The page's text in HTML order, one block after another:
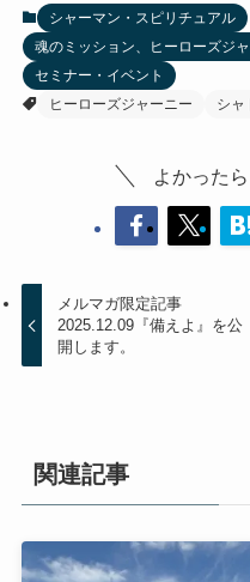
シャーマン・スピリチュアル
魂のミッション、ヒーローズジ
セミナー・イベント
ヒーローズジャーニー
シャ
よかった
メルマガ限定記事
2025.12.09『備えよ』を公
開します。
関連記事